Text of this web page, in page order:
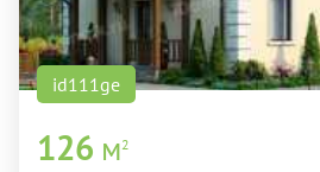
id111ge
126 м2